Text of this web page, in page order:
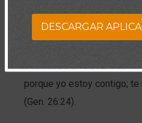
Isaac se enfrentaba a
sus pozos para obligarlo a
trabajaba por la paz.
porque yo estoy contigo;
(Gen. 26:24).
DESCARGAR